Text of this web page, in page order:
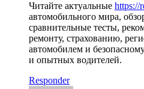
Читайте актуальные https://
автомобильного мира,
сравнительные тесты,
ремонту, страхованию,
автомобилем и
и опытных водителей.
Responder